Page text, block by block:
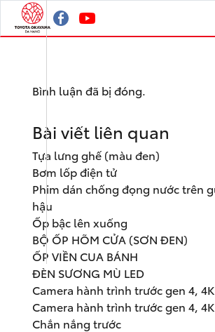
Bình luận đã bị đóng.
Bài viết liên quan
Tựa lưng ghế (màu đen)
Bơm lốp điện tử
Phim dán chống đọng nước trên
hậu
Ốp bậc lên xuống
BỘ ỐP HÕM CỬA (SƠN ĐEN)
ỐP VIỀN CUA BÁNH
ĐÈN SƯƠNG MÙ LED
Camera hành trình trước gen 4, 4K
Camera hành trình trước gen 4, 4K
Chắn nắng trước